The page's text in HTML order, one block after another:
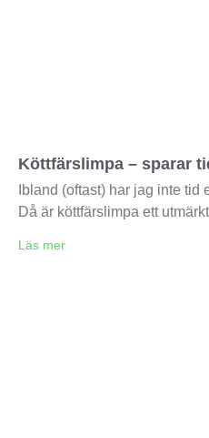
Köttfärslimpa – sparar
Ibland (oftast) har jag inte tid
Då är köttfärslimpa ett
Läs mer